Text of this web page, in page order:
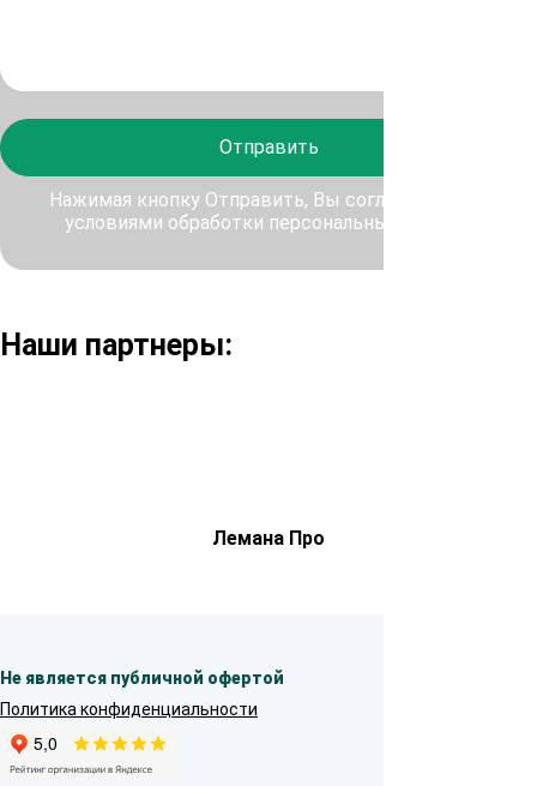
Отправить
Нажимая кнопку Отправить, Вы соглашаетесь с
условиями обработки персональных данных
Наши партнеры:
Лемана Про
Не является публичной офертой
Политика конфиденциальности